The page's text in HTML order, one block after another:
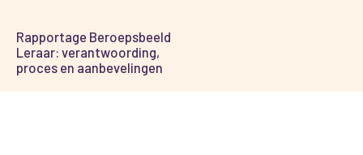
Rapportage Beroepsbeeld
Leraar: verantwoording,
proces en aanbevelingen